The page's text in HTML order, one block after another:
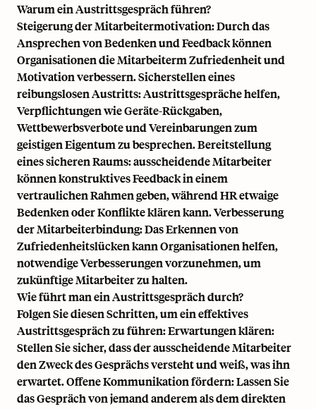
Warum ein Austrittsgespräch führen?
Steigerung der Mitarbeitermotivation: Durch das
Ansprechen von Bedenken und Feedback können
Organisationen die Mitarbeiterm Zufriedenheit und
Motivation verbessern. Sicherstellen eines
reibungslosen Austritts: Austrittsgespräche helfen,
Verpflichtungen wie Geräte-Rückgaben,
Wettbewerbsverbote und Vereinbarungen zum
geistigen Eigentum zu besprechen. Bereitstellung
eines sicheren Raums: ausscheidende Mitarbeiter
können konstruktives Feedback in einem
vertraulichen Rahmen geben, während HR etwaige
Bedenken oder Konflikte klären kann. Verbesserung
der Mitarbeiterbindung: Das Erkennen von
Zufriedenheitslücken kann Organisationen helfen,
notwendige Verbesserungen vorzunehmen, um
zukünftige Mitarbeiter zu halten.
Wie führt man ein Austrittsgespräch durch?
Folgen Sie diesen Schritten, um ein effektives
Austrittsgespräch zu führen: Erwartungen klären:
Stellen Sie sicher, dass der ausscheidende Mitarbeiter
den Zweck des Gesprächs versteht und weiß, was ihn
erwartet. Offene Kommunikation fördern: Lassen Sie
das Gespräch von jemand anderem als dem direkten